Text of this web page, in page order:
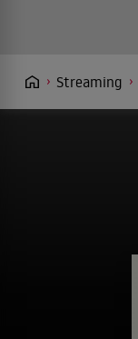
Streaming